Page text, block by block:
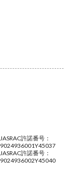
JASRAC許諾番号：
9024936001Y45037
JASRAC許諾番号：
9024936002Y45040